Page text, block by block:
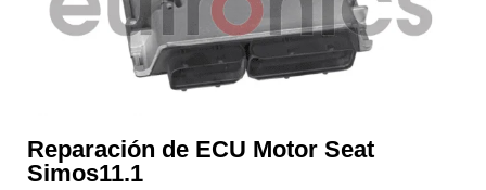
Reparación de ECU Motor Seat
Simos11.1